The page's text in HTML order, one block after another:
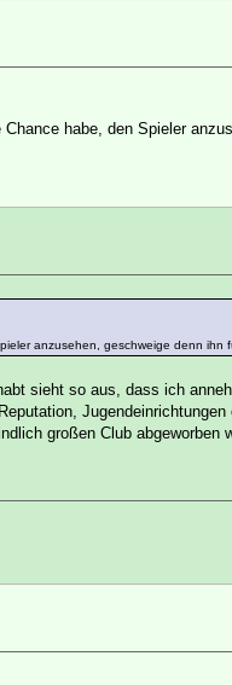
habe, den Spieler
anzusehen, geschweige denn ihn
sieht so aus, dass ich
großen Club